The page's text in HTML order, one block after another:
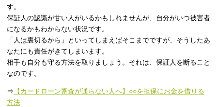
す。
保証人の認識が甘い人がいるかもしれませんが、自分がいつ被害者
になるかもわからない状況です。
「人は裏切るから」といってしまえばそこまでですが、そうしたあ
なたにも責任がきてしまいます。
相手も自分も守る方法を取りましょう。それは、保証人を断ること
なのです。
⇒ 【カードローン審査が通らない人へ】○○を担保にお金を借りる
方法